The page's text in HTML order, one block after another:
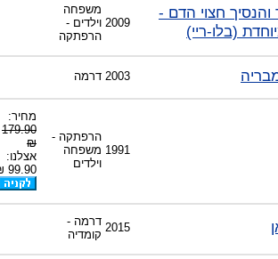
והנסיך חצוי הדם -
(בלו-ריי)
2009
משפחה
וילדים -
הרפתקה
2003 דרמה
1991
הרפתקה -
משפחה
וילדים
מחיר:
179.90
₪
אצלנו:
99.90 ₪
2015 דרמה -
קומדיה